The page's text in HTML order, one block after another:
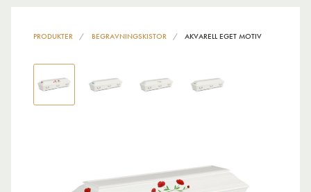
PRODUKTER BEGRAVNINGSKISTOR AKVARELL EGET MOTIV